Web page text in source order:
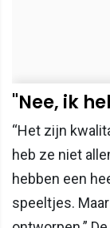
"Nee, ik
“Het zijn
heb ze niet
hebben een
speeltjes.